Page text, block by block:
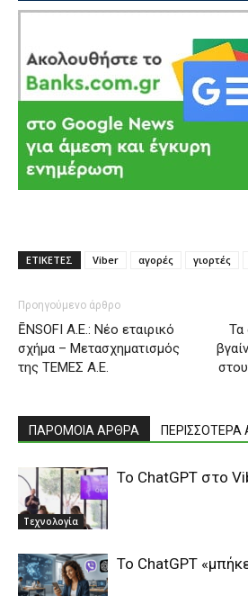
ΕΤΙΚΕΤΕΣ Viber αγορές γιορτές
Προηγούμενο άρθρο
ĒNSOFI Α.Ε.: Νέο εταιρικό
σχήμα – Μετασχηματισμός
της ΤΕΜΕΣ Α.Ε.
Τα
ΠΑΡΟΜΟΙΑ ΑΡΘΡΑ
Τεχνολογία
Το ChatGPT στο
Το ChatGPT